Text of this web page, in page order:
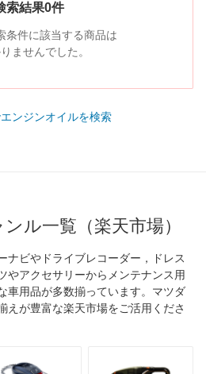
索結果0件
条件に該当する商品は
ませんでした。
ンジンオイルを検索
ル一覧（楽天市場）
ナビやドライブレコーダー，ドレス
やアクセサリーからメンテナンス用
車用品が多数揃っています。マツダ
えが豊富な楽天市場をご活用くださ